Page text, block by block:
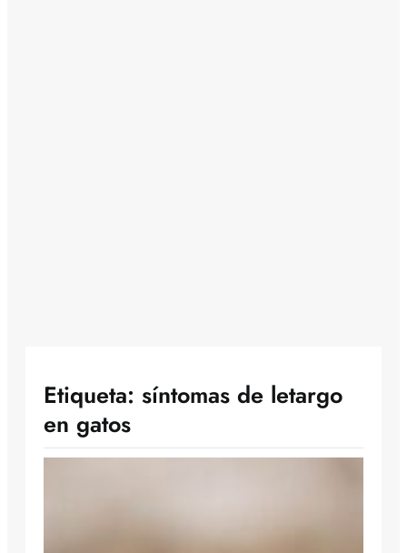
Etiqueta: síntomas de letargo
en gatos